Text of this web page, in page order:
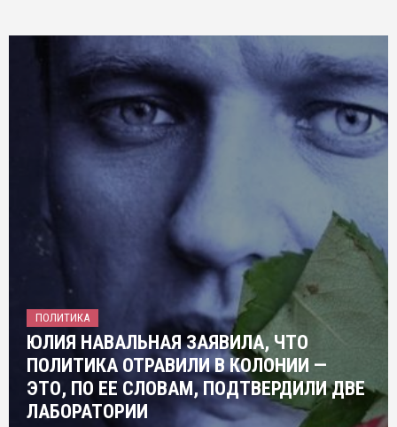
ПОЛИТИКА
ЮЛИЯ НАВАЛЬНАЯ ЗАЯВИЛА, ЧТО
ПОЛИТИКА ОТРАВИЛИ В КОЛОНИИ —
ЭТО, ПО ЕЕ СЛОВАМ, ПОДТВЕРДИЛИ ДВЕ
ЛАБОРАТОРИИ